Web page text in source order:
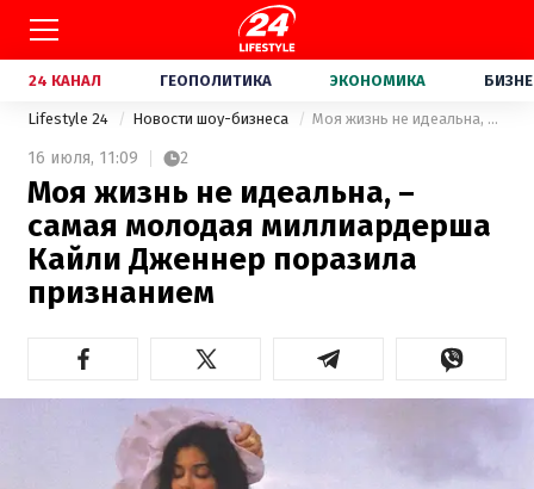
24 КАНАЛ ГЕОПОЛИТИКА ЭКОНОМИКА
Lifestyle 24 Новости шоу-бизнеса Моя жизнь не идеальна, – самая молодая миллиардерша Кайли Дженнер поразила признанием
16 июля, 11:09 2
Моя жизнь не идеальна, –
самая молодая миллиардерша
Кайли Дженнер поразила
признанием